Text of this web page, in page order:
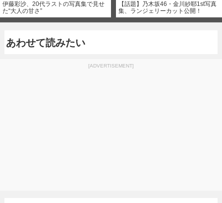
伊藤彩沙、20代ラストの写真集で見せ
た“大人の甘さ”
【話題】乃木坂46・金川紗耶1st写真
集、ランジェリーカット公開！
あわせて読みたい
[ADVERTISEMENT]